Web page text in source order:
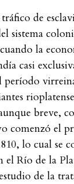
de
sistema
la
casi
período
breve,
comenzó el
lo cual se
Río de la
de la